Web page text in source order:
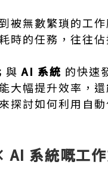
被無數繁瑣的工
的任務，往往佔
與AI 系統 的快速
大幅提升效率，
探討如何利用自
系統嘅工